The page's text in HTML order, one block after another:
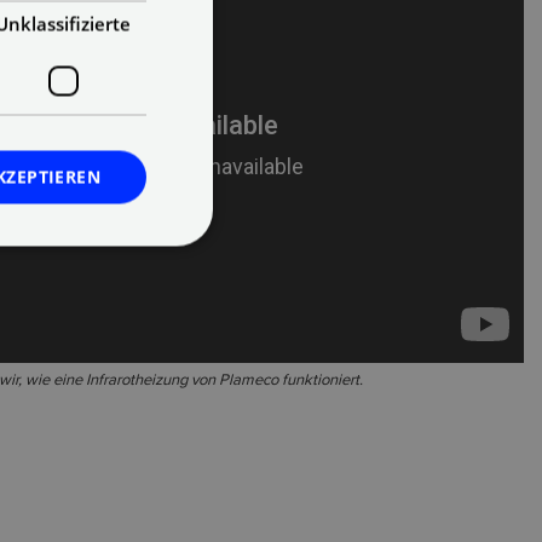
wie eine Infrarotheizung von Plameco funktioniert.